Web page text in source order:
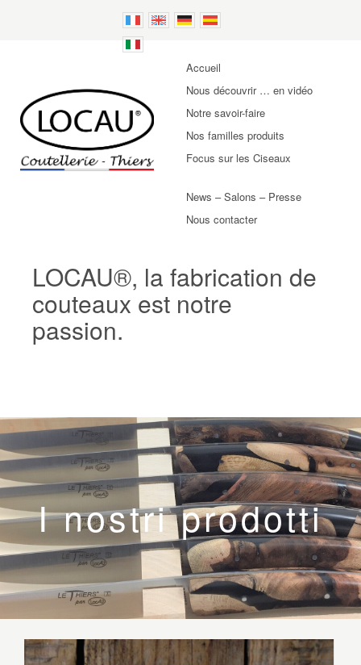
Accueil
Nous découvrir … en vidéo
Notre savoir-faire
Nos familles produits
Focus sur les Ciseaux
News – Salons – Presse
Nous contacter
LOCAU®, la fabrication de
couteaux est notre
passion.
I nostri prodotti